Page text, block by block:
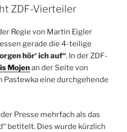
ZDF-Vierteiler
Regie von Martin Eigler
gerade die 4-teilige
hör‘ ich auf“. In der ZDF-
Mojenan der Seite von
Pastewka eine durchgehende
Presse mehrfach als das
betitelt. Dies wurde kürzlich